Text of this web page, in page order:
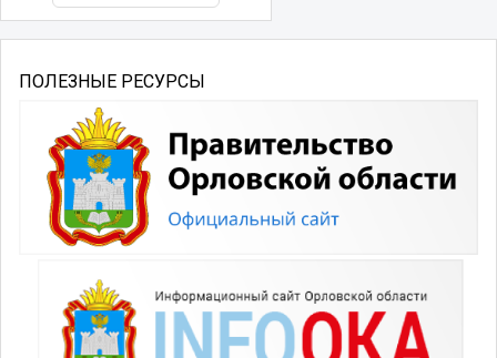
ПОЛЕЗНЫЕ РЕСУРСЫ